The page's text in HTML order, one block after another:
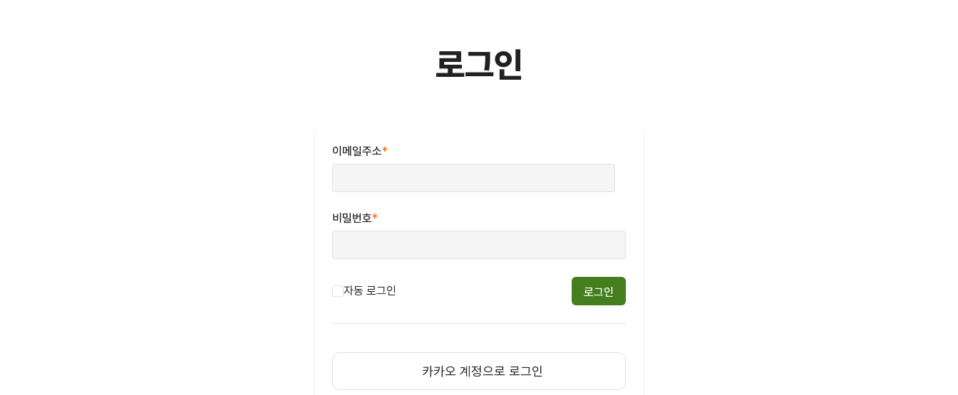
로그인
이메일주소*
비밀번호*
자동 로그인
카카오 계정으로 로그인